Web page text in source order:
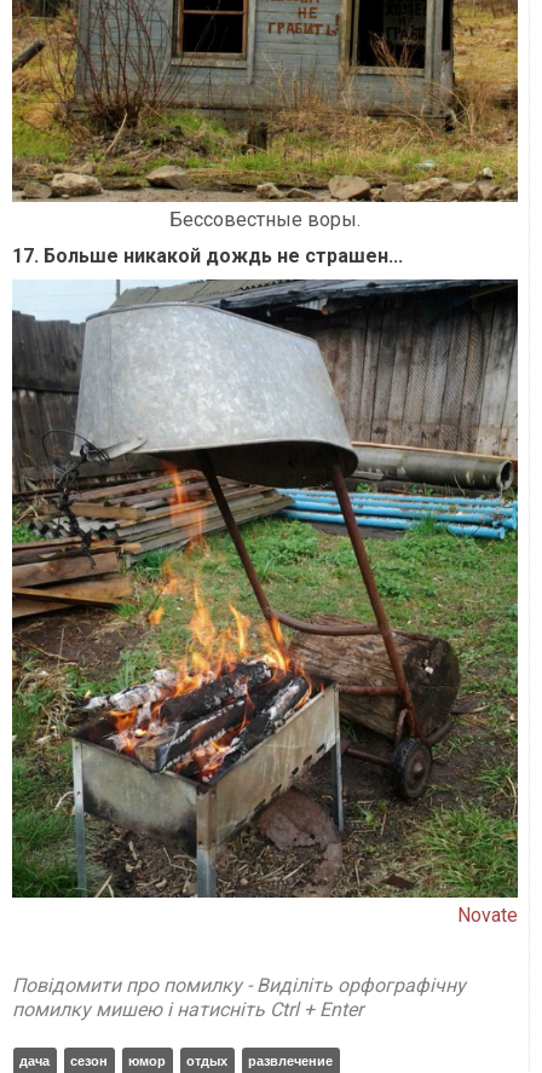
Бессовестные воры.
17. Больше никакой дождь не страшен...
Novate
Повідомити про помилку - Виділіть орфографічну
помилку мишею і натисніть Ctrl + Enter
дача сезон юмор отдых развлечение